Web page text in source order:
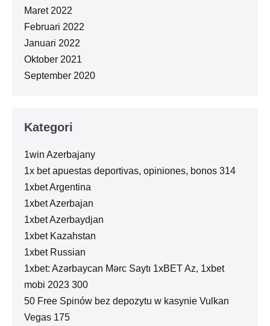
Maret 2022
Februari 2022
Januari 2022
Oktober 2021
September 2020
Kategori
1win Azerbajany
1x bet apuestas deportivas, opiniones, bonos 314
1xbet Argentina
1xbet Azerbajan
1xbet Azerbaydjan
1xbet Kazahstan
1xbet Russian
1xbet: Azərbaycan Mərc Saytı 1xBET Az, 1xbet
mobi 2023 300
50 Free Spinów bez depozytu w kasynie Vulkan
Vegas 175